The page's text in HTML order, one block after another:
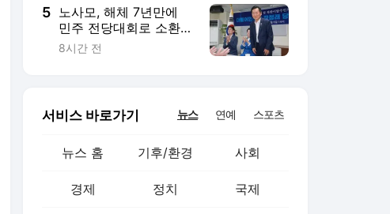
5 노사모, 해체 7년만에
민주 전당대회로 소환…
영향력은?
8시간 전
서비스 바로가기 뉴스 연예 스포츠
뉴스 홈 기후/환경 사회
경제 정치 국제